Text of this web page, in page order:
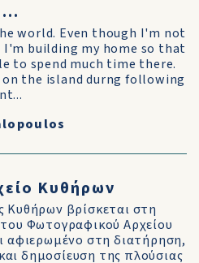
world. Even though I'm not
building my home so that
to spend much time there.
the island durng following
Κυθήρων
Κυθήρων βρίσκεται στη
Φωτογραφικού Αρχείου
αφιερωμένο στη διατήρηση,
δημοσίευση της πλούσιας